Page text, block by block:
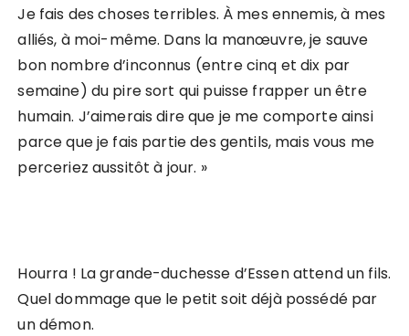
Je fais des choses terribles. À mes ennemis, à mes
alliés, à moi-même. Dans la manœuvre, je sauve
bon nombre d’inconnus (entre cinq et dix par
semaine) du pire sort qui puisse frapper un être
humain. J’aimerais dire que je me comporte ainsi
parce que je fais partie des gentils, mais vous me
perceriez aussitôt à jour. »
Hourra ! La grande-duchesse d’Essen attend un fils.
Quel dommage que le petit soit déjà possédé par
un démon.